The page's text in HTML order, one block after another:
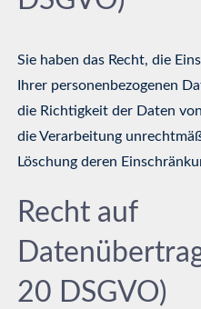
Sie haben das Recht, die
Ihrer personenbezogenen
die Richtigkeit der Daten
die Verarbeitung
Löschung deren
Recht auf
20 DSGVO)